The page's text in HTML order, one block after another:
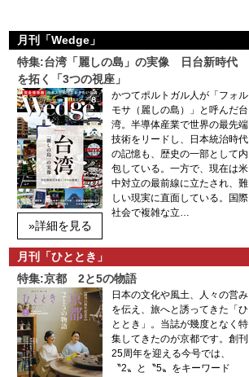
月刊「Wedge」
特集:台湾「麗しの島」の実像 日台新時代
を拓く「3つの視座」
»詳細を見る
かつてポルトガル人が「フォル
モサ（麗しの島）」と呼んだ台
湾。半導体産業で世界の最先端
技術をリードし、日本統治時代
の記憶も、歴史の一部として内
包している。一方で、現在は米
中対立の最前線に立たされ、難
しい現実に直面している。国際
社会で複雑な立…
月刊「ひととき」
特集:京都 2と5の物語
日本の文化や風土、人々の営み
を伝え、旅へと誘ってきた「ひ
ととき」。当誌が幾度となく特
集してきたのが京都です。創刊
25周年を迎える今号では、
〝2〟と〝5〟をキーワード